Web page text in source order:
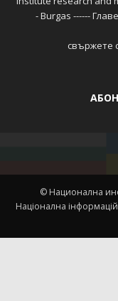
- Burgas ------
свържете
© Национална
Націонална